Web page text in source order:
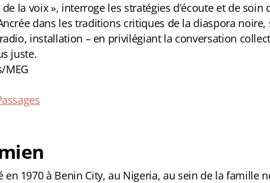
la voix », interroge les stratégies d’écoute et de soin
dans les traditions critiques de la diaspora
installation – en privilégiant la conversation
juste.
MEG
en 1970 à Benin City, au Nigeria, au sein de la famille